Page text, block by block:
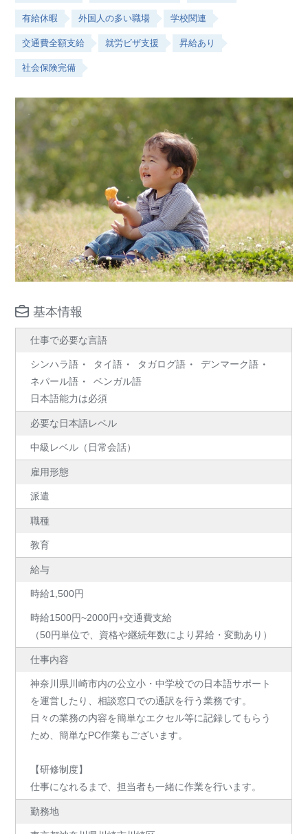
有給休暇 外国人の多い職場 学校関連
交通費全額支給 就労ビザ支援 昇給あり
社会保険完備
基本情報
仕事で必要な言語
シンハラ語 タイ語 タガログ語
デンマーク語
ネパール語
ベンガル語
日本語能力は必須
必要な日本語レベル
中級レベル（日常会話）
雇用形態
派遣
職種
教育
給与
時給1,500円
時給1500円~2000円+交通費支給
（50円単位で、資格や継続年数により昇給・変動あり）
仕事内容
神奈川県川崎市内の公立小・中学校での日本語サポート
を運営したり、相談窓口での通訳を行う業務です。
日々の業務の内容を簡単なエクセル等に記録してもらう
ため、簡単なPC作業もございます。
【研修制度】
仕事になれるまで、担当者も一緒に作業を行います。
勤務地